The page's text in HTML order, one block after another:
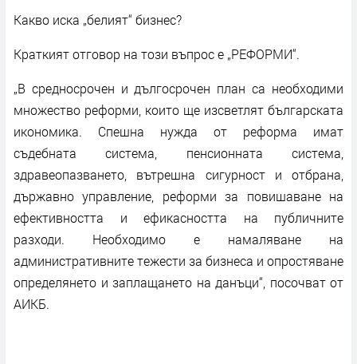
Какво иска „белият“ бизнес?
Краткият отговор на този въпрос е „РЕФОРМИ“.
„В средносрочен и дългосрочен план са необходими
множество реформи, които ще изсветлят българската
икономика. Спешна нужда от реформа имат
съдебната система, пенсионната система,
здравеопазването, вътрешна сигурност и отбрана,
държавно управление, реформи за повишаване на
ефективността и ефикасността на публичните
разходи. Необходимо е намаляване на
административните тежести за бизнеса и опростяване
определянето и заплащането на данъци“, посочват от
АИКБ.